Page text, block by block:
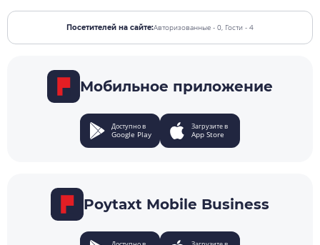
Посетителей на сайте:Авторизованные - 0, Гости - 4
Мобильное приложение
Доступно в
Google Play
Загрузите в
App Store
Poytaxt Mobile Business